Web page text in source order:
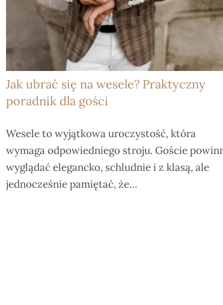
Jak ubrać się na wesele? Praktyczny
poradnik dla gości
Wesele to wyjątkowa uroczystość, która
wymaga odpowiedniego stroju. Goście
wyglądać elegancko, schludnie i z klasą, ale
jednocześnie pamiętać, że…